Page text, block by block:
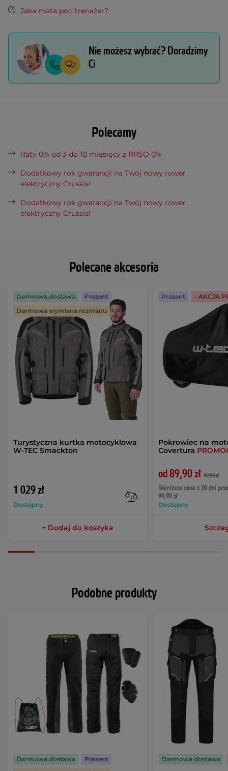
Polecane akcesoria
Turystyczna kurtka motocyklowa
W-TEC Smackton
1 029 zł
Dostępny
Darmowa dostawa
Prezent
Darmowa wymiana rozmiaru
+ Dodaj do koszyka
Pokrowiec na
Covertura
od 89,90 zł 99,90 zł
Najniższa cena z 30 dni
99,90 zł
Dostępny
Prezent - AKCJA
Jaka mata pod trenażer?
Nie możesz wybrać? Doradzimy
Ci
Polecamy
Raty 0% od 3 do 10 miesięcy z RRSO 0%
Dodatkowy rok gwarancji na Twój nowy rower
elektryczny Crussis!
Dodatkowy rok gwarancji na Twój nowy rower
elektryczny Crussis!
Podobne produkty
Darmowa dostawa
Prezent
Darmowa dostawa